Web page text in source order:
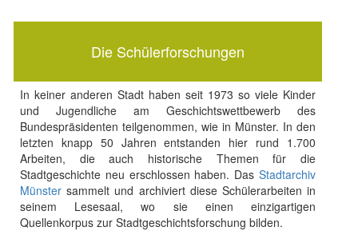
Die Schülerforschungen
In keiner anderen Stadt haben seit 1973 so viele Kinder
und Jugendliche am Geschichtswettbewerb des
Bundespräsidenten teilgenommen, wie in Münster. In den
letzten knapp 50 Jahren entstanden hier rund 1.700
Arbeiten, die auch historische Themen für die
Stadtgeschichte neu erschlossen haben. DasStadtarchiv
Münstersammelt und archiviert diese Schülerarbeiten in
seinem Lesesaal, wo sie einen einzigartigen
Quellenkorpus zur Stadtgeschichtsforschung bilden.